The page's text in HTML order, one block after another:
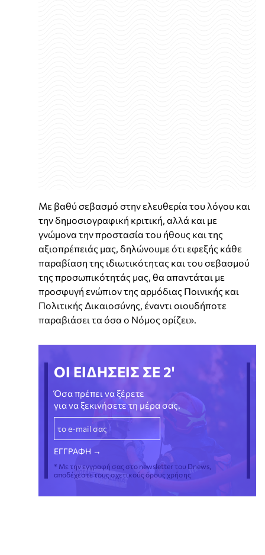
Με βαθύ σεβασμό στην ελευθερία του λόγου και
την δημοσιογραφική κριτική, αλλά και με
γνώμονα την προστασία του ήθους και της
αξιοπρέπειάς μας, δηλώνουμε ότι εφεξής κάθε
παραβίαση της ιδιωτικότητας και του σεβασμού
της προσωπικότητάς μας, θα απαντάται με
προσφυγή ενώπιον της αρμόδιας Ποινικής και
Πολιτικής Δικαιοσύνης, έναντι οιουδήποτε
παραβιάσει τα όσα ο Νόμος ορίζει».
ΟΙ ΕΙΔΗΣΕΙΣ ΣΕ 2'
Όσα πρέπει να ξέρετε
για να ξεκινήσετε τη μέρα σας.
* Με την εγγραφή σας στο newsletter του Dnews,
αποδέχεστε τους σχετικούς όρους χρήσης